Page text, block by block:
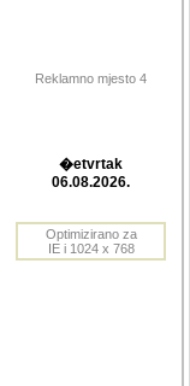
Reklamno mjesto 4